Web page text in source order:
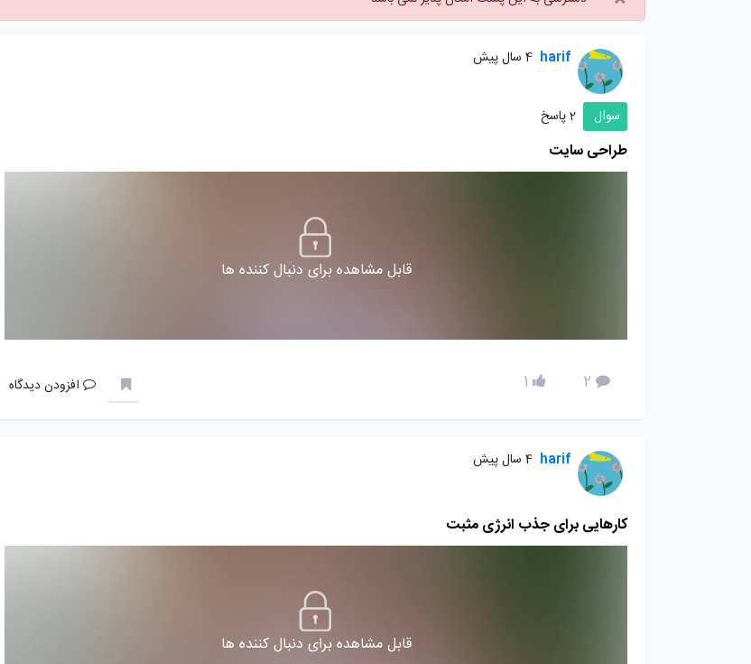
harif 4 سال پیش
سوال 2 پاسخ
طراحی سایت
قابل مشاهده برای دنبال کننده ها
2
1 افزودن دیدگاه
harif 4 سال پیش
کارهایی برای جذب انرژی مثبت
قابل مشاهده برای دنبال کننده ها